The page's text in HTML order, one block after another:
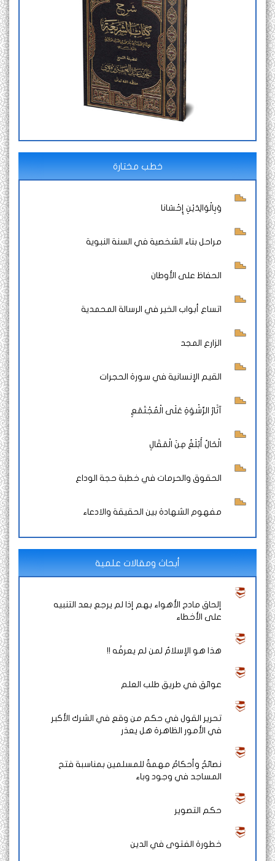
خطب مختارة
وَبِالْوَالِدَيْنِ إِحْسَانا
مراحل بناء الشخصية في السنة النبوية
الحفاظ على الأوطان
اتساع أبواب الخير في الرسالة المحمدية
الزارع المجد
القيم الإنسانية في سورة الحجرات
آثَارُ الرِّشْوَةِ عَلَى الْمُجْتَمَعِ
الْحَالُ أَبْلَغُ مِنَ الْمَقَالِ
الحقوق والحرمات في خطبة حجة الوداع
مفهوم الشهادة بين الحقيقة والادعاء
أبحاث ومقالات علمية
إلحاق مادح الأهواء بهم إذا لم يرجع بعد التنبيه
على الأخطاء
هذا هو الإسلامُ لمن لم يعرفْه !!
عوائق في طريق طلب العلم
تحرير القول في حكم من وقع في الشرك الأكبر
في الأمور الظاهرة هل يعذر
نصائحُ وأحكامٌ مهمةٌ للمسلمين بمناسبة فتح
المساجد في وجود وباء
حكم التصوير
خطورة الفتوى في الدين